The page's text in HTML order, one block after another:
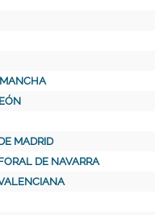
MADRID
DE NAVARRA